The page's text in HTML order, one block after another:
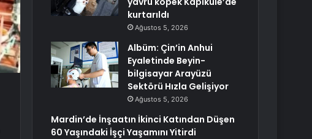
kurtarıldı
Ağustos 5, 2026
Albüm: Çin’in Anhui
Eyaletinde Beyin-
bilgisayar Arayüzü
Sektörü Hızla Gelişiyor
Ağustos 5, 2026
Mardin’de İnşaatın İkinci Katından Düşen
60 Yaşındaki İşçi Yaşamını Yitirdi